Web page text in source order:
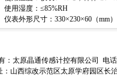
使用湿度：≤85%RH
仪表外形尺寸：330×230×60（mm）
：太原晶通传感计控有限公司 电
：山西综改示范区太原学府园区长